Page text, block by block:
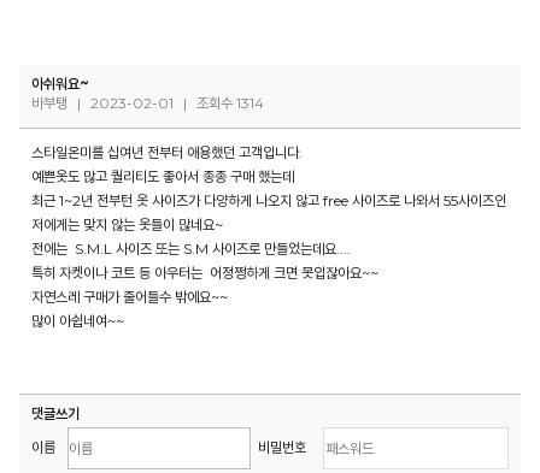
아쉬워요~
바부탱
| 2023-02-01 | 조회수 1314
스타일온미를 십여년 전부터 애용했던 고객입니다.
예쁜옷도 많고 퀄리티도 좋아서 종종 구매 했는데
최근 1~2년 전부턴 옷 사이즈가 다양하게 나오지 않고 free 사이즈로 나와서 55사이즈인
저에게는 맞지 않는 옷들이 많네요~
전에는 S.M.L 사이즈 또는 S.M 사이즈로 만들었는데요....
특히 자켓이나 코트 등 아우터는 어정쩡하게 크면 못입잖아요~~
자연스레 구매가 줄어들수 밖에요~~
많이 아쉽네여~~
댓글쓰기
이름
비밀번호